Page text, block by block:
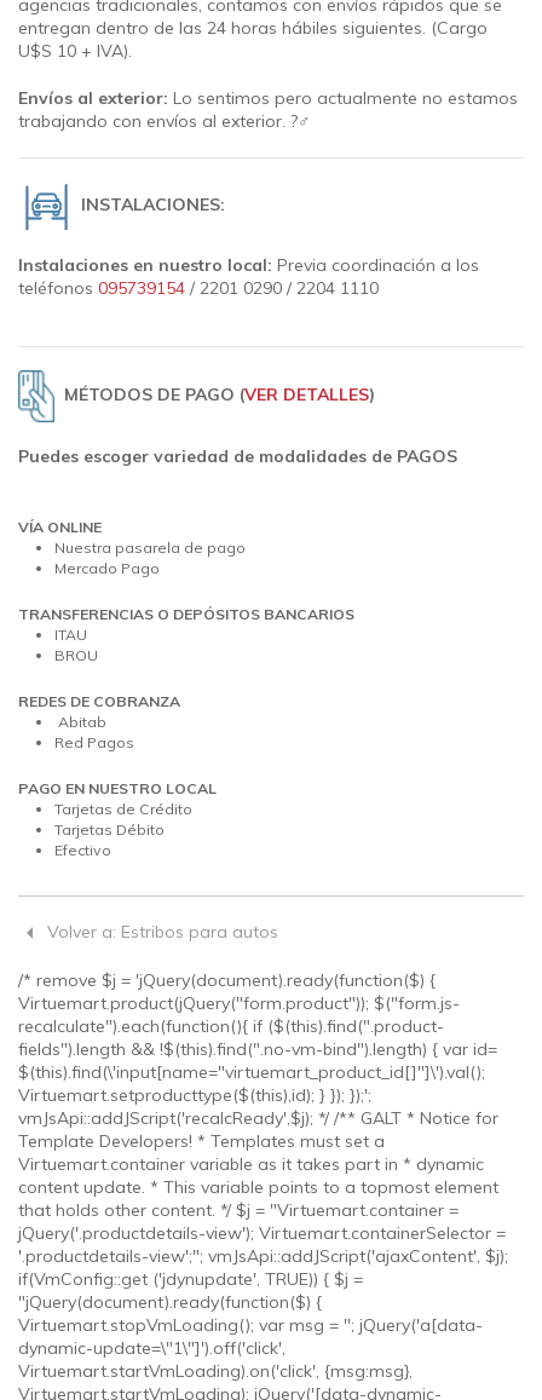
entregan dentro de las 24 horas hábiles siguientes. (Cargo
U$S 10 + IVA).
Envíos al exterior: Lo sentimos pero actualmente no estamos
trabajando con envíos al exterior. ?‍♂️
INSTALACIONES:
Instalaciones en nuestro local: Previa coordinación a los
teléfonos 095739154 / 2201 0290 / 2204 1110
MÉTODOS DE PAGO (VER DETALLES)
Puedes escoger variedad de modalidades de PAGOS
VÍA ONLINE
Nuestra pasarela de pago
Mercado Pago
TRANSFERENCIAS O DEPÓSITOS BANCARIOS
ITAU
BROU
REDES DE COBRANZA
Abitab
Red Pagos
PAGO EN NUESTRO LOCAL
Tarjetas de Crédito
Tarjetas Débito
Efectivo
Volver a: Estribos para autos
/* remove $j = 'jQuery(document).ready(function($) {
Virtuemart.product(jQuery("form.product")); $("form.js-
recalculate").each(function(){ if ($(this).find(".product-
fields").length && !$(this).find(".no-vm-bind").length) { var id=
$(this).find(\'input[name="virtuemart_product_id[]"]\').val();
Virtuemart.setproducttype($(this),id); } }); });';
vmJsApi::addJScript('recalcReady',$j); */ /** GALT * Notice for
Template Developers! * Templates must set a
Virtuemart.container variable as it takes part in * dynamic
content update. * This variable points to a topmost element
that holds other content. */ $j = "Virtuemart.container =
jQuery('.productdetails-view'); Virtuemart.containerSelector =
'.productdetails-view';"; vmJsApi::addJScript('ajaxContent', $j);
if(VmConfig::get ('jdynupdate', TRUE)) { $j =
"jQuery(document).ready(function($) {
Virtuemart.stopVmLoading(); var msg = ''; jQuery('a[data-
dynamic-update=\"1\"]').off('click',
Virtuemart.startVmLoading).on('click', {msg:msg},
Virtuemart.startVmLoading); jQuery('[data-dynamic-